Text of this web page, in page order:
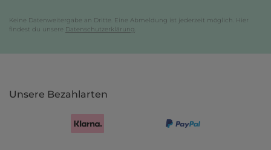
Keine Datenweitergabe an Dritte. Eine Abmeldung ist jederzeit möglich. Hier
findest du unsere Datenschutzerklärung
Unsere Bezahlarten